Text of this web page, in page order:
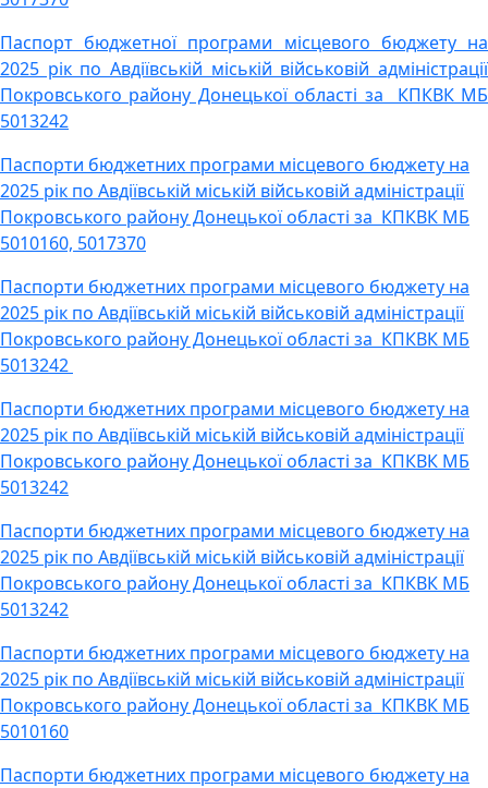
Паспорт бюджетної програми місцевого бюджету на
2025 рік по Авдіївській міській військовій адміністрації
Покровського району Донецької області за КПКВК МБ
5013242
Паспорти бюджетних програми місцевого бюджету на
2025 рік по Авдіївській міській військовій адміністрації
Покровського району Донецької області за КПКВК МБ
5010160, 5017370
Паспорти бюджетних програми місцевого бюджету на
2025 рік по Авдіївській міській військовій адміністрації
Покровського району Донецької області за КПКВК МБ
5013242
Паспорти бюджетних програми місцевого бюджету на
2025 рік по Авдіївській міській військовій адміністрації
Покровського району Донецької області за КПКВК МБ
5013242
Паспорти бюджетних програми місцевого бюджету на
2025 рік по Авдіївській міській військовій адміністрації
Покровського району Донецької області за КПКВК МБ
5013242
Паспорти бюджетних програми місцевого бюджету на
2025 рік по Авдіївській міській військовій адміністрації
Покровського району Донецької області за КПКВК МБ
5010160
Паспорти бюджетних програми місцевого бюджету на